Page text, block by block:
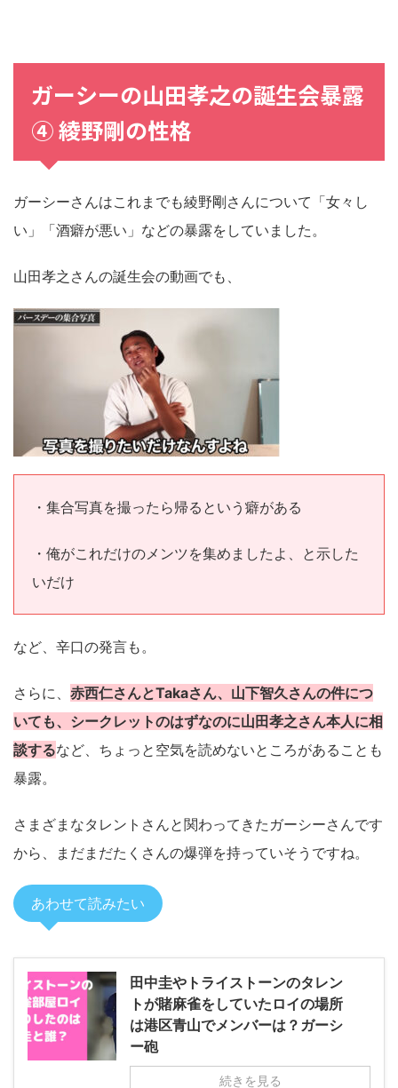
ガーシーの山田孝之の誕生会暴露
④ 綾野剛の性格
ガーシーさんはこれまでも綾野剛さんについて「女々し
い」「酒癖が悪い」などの暴露をしていました。
山田孝之さんの誕生会の動画でも、
・集合写真を撮ったら帰るという癖がある
・俺がこれだけのメンツを集めましたよ、と示した
いだけ
など、辛口の発言も。
さらに、 赤西仁さんとTakaさん、山下智久さんの件につ
いても、シークレットのはずなのに山田孝之さん本人に相
談するなど、ちょっと空気を読めないところがあることも
暴露。
さまざまなタレントさんと関わってきたガーシーさんです
から、まだまだたくさんの爆弾を持っていそうですね。
あわせて読みたい
田中圭やトライストーンのタレン
トが賭麻雀をしていたロイの場所
は港区青山でメンバーは？ガーシ
ー砲
続きを見る